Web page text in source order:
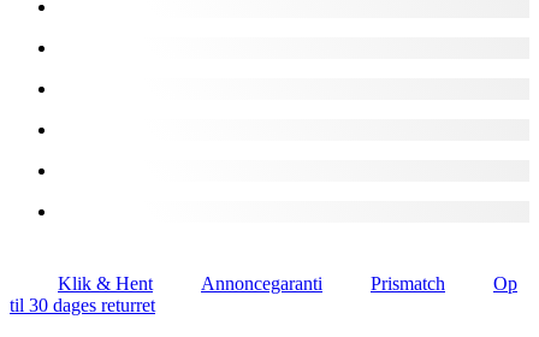
Klik & Hent Annoncegaranti Prismatch
Op
til 30 dages returret